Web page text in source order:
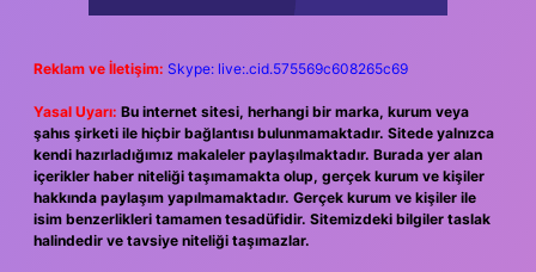
Reklam ve İletişim: Skype: live:.cid.575569c608265c69
Yasal Uyarı: Bu internet sitesi, herhangi bir marka, kurum veya
şahıs şirketi ile hiçbir bağlantısı bulunmamaktadır. Sitede yalnızca
kendi hazırladığımız makaleler paylaşılmaktadır. Burada yer alan
içerikler haber niteliği taşımamakta olup, gerçek kurum ve kişiler
hakkında paylaşım yapılmamaktadır. Gerçek kurum ve kişiler ile
isim benzerlikleri tamamen tesadüfidir. Sitemizdeki bilgiler taslak
halindedir ve tavsiye niteliği taşımazlar.